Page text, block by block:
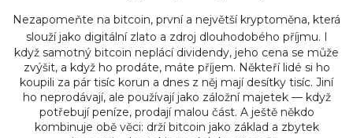
Nezapomeňte na bitcoin, první a největší kryptoměna, která
slouží jako digitální zlato a zdroj dlouhodobého příjmu. I
když samotný bitcoin neplácí dividendy, jeho cena se může
zvýšit, a když ho prodáte, máte příjem. Někteří lidé si ho
koupili za pár tisíc korun a dnes z něj mají desítky tisíc. Jiní
ho neprodávají, ale používají jako záložní majetek — když
potřebují peníze, prodají malou část. A ještě někdo
kombinuje obě věci: drží bitcoin jako základ a zbytek